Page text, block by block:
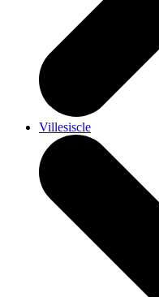
Villesiscle